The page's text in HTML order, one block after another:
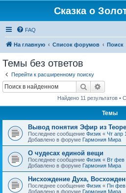
Сказка о
FAQ
На главную Список форумов Поиск
Темы без ответов
Перейти к расширенному поиску
Поиск
Найдено 11 результатов •
Темы
Вывод понятия Эфир из
Последнее сообщение Физик « Чт апр
Добавлено в форуме Гармония Мира
О чудесах единой вещи
Последнее сообщение Физик « Вт фев
Добавлено в форуме Гармония Мира
Нисхождение Духа,
Последнее сообщение Физик « Пн фев
Добавлено в форуме Гармония Мира